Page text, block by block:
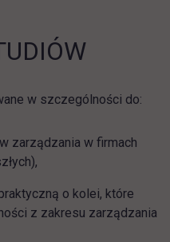
w szczególności do:
zarządzania w firmach
o kolei, które
z zakresu zarządzania